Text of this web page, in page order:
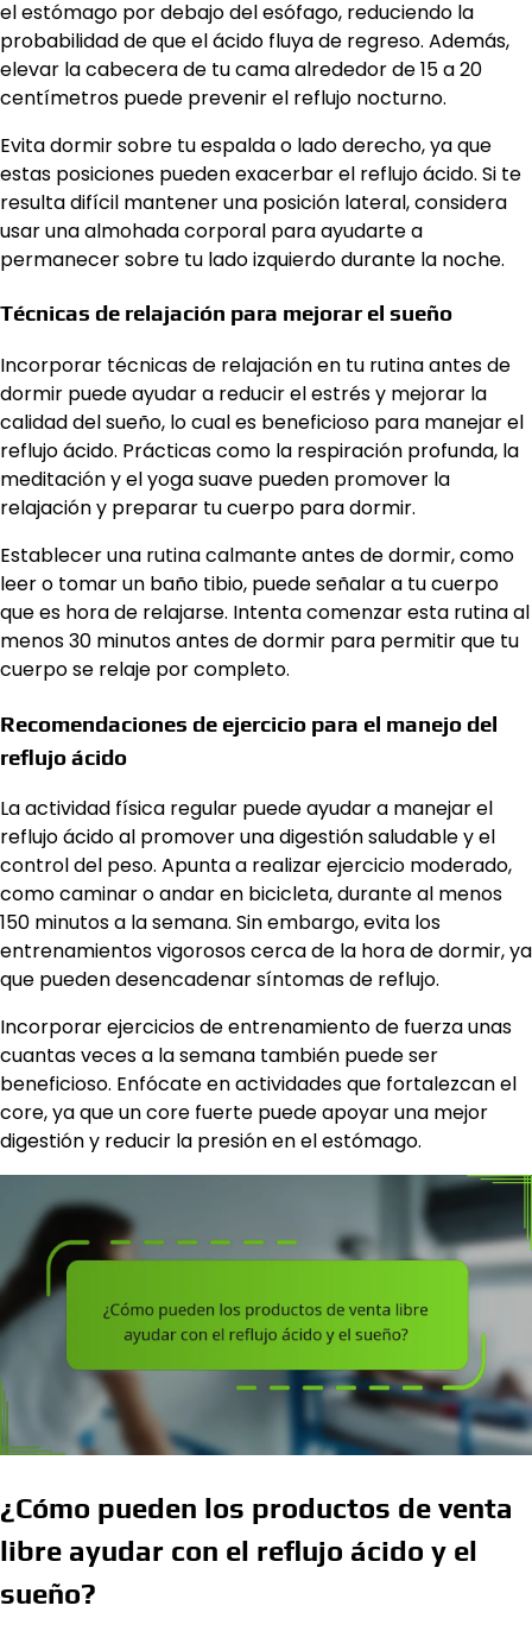
el estómago por debajo del esófago, reduciendo la
probabilidad de que el ácido fluya de regreso. Además,
elevar la cabecera de tu cama alrededor de 15 a 20
centímetros puede prevenir el reflujo nocturno.
Evita dormir sobre tu espalda o lado derecho, ya que
estas posiciones pueden exacerbar el reflujo ácido. Si te
resulta difícil mantener una posición lateral, considera
usar una almohada corporal para ayudarte a
permanecer sobre tu lado izquierdo durante la noche.
Técnicas de relajación para mejorar el sueño
Incorporar técnicas de relajación en tu rutina antes de
dormir puede ayudar a reducir el estrés y mejorar la
calidad del sueño, lo cual es beneficioso para manejar el
reflujo ácido. Prácticas como la respiración profunda, la
meditación y el yoga suave pueden promover la
relajación y preparar tu cuerpo para dormir.
Establecer una rutina calmante antes de dormir, como
leer o tomar un baño tibio, puede señalar a tu cuerpo
que es hora de relajarse. Intenta comenzar esta rutina al
menos 30 minutos antes de dormir para permitir que tu
cuerpo se relaje por completo.
Recomendaciones de ejercicio para el manejo del
reflujo ácido
La actividad física regular puede ayudar a manejar el
reflujo ácido al promover una digestión saludable y el
control del peso. Apunta a realizar ejercicio moderado,
como caminar o andar en bicicleta, durante al menos
150 minutos a la semana. Sin embargo, evita los
entrenamientos vigorosos cerca de la hora de dormir, ya
que pueden desencadenar síntomas de reflujo.
Incorporar ejercicios de entrenamiento de fuerza unas
cuantas veces a la semana también puede ser
beneficioso. Enfócate en actividades que fortalezcan el
core, ya que un core fuerte puede apoyar una mejor
digestión y reducir la presión en el estómago.
¿Cómo pueden los productos de venta
libre ayudar con el reflujo ácido y el
sueño?